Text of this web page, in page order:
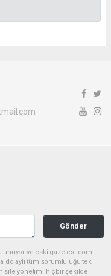
Gönder
ve eskilgazetesi.com
dolaylı tüm sorumluluğu tek
site yönetimi hiçbir şekilde